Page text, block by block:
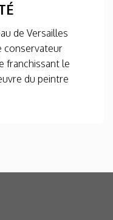
de Versailles
conservateur
franchissant le
du peintre